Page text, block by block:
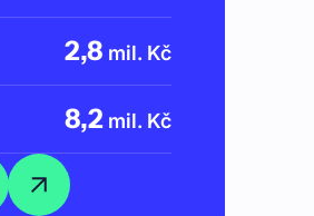
2,8 mil. Kč
8,2 mil. Kč